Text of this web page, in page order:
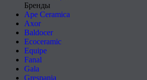
Бренды
Ape Ceramica
Axor
Baldocer
Ecoceramic
Equipe
Fanal
Gala
Grespania